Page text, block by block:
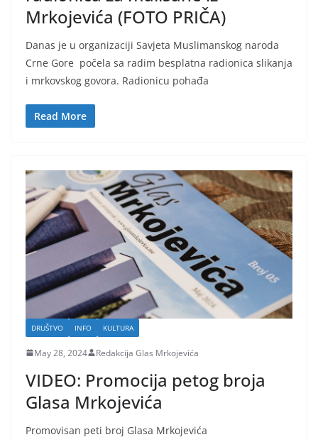
Mrkojevića (FOTO PRIČA)
Danas je u organizaciji Savjeta Muslimanskog naroda
Crne Gore počela sa radim besplatna radionica slikanja
i mrkovskog govora. Radionicu pohađa
Read More
DRUŠTVO INFO KULTURA
May 28, 2024 Redakcija Glas Mrkojevića
VIDEO: Promocija petog broja
Glasa Mrkojevića
Promovisan peti broj Glasa Mrkojevića